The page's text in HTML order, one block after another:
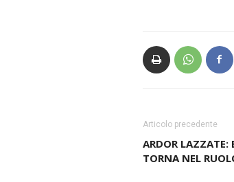
Articolo precedente
ARDOR LAZZATE:
TORNA NEL